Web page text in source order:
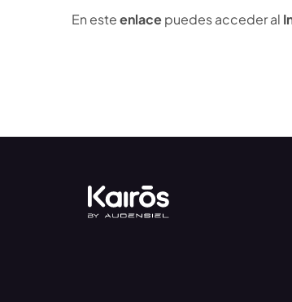
En esteenlacepuedes acceder al